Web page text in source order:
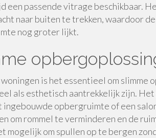
een passende vitrage beschikbaar.
naar buiten te trekken, waardoor
nog groter lijkt.
woningen is het essentieel om
als esthetisch aantrekkelijk zijn.
ingebouwde opbergruimte of een
om rommel te verminderen en de
mogelijk om spullen op te bergen